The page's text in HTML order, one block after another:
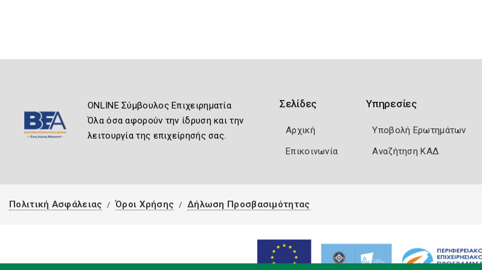
ONLINE Σύμβουλος Επιχειρηματία
Όλα όσα αφορούν την ίδρυση και την
λειτουργία της επιχείρησής σας.
Σελίδες
Αρχική
Επικοινωνία
Υπηρεσίες
Υποβολή Ερωτημάτων
Αναζήτηση ΚΑΔ
Πολιτική Ασφάλειας Όροι Χρήσης Δήλωση Προσβασιμότητας